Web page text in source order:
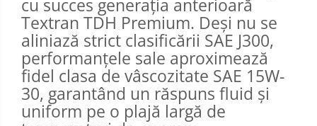
cu succes generația anterioară
Textran TDH Premium. Deși nu se
aliniază strict clasificării SAE J300,
performanțele sale aproximează
fidel clasa de vâscozitate SAE 15W-
30, garantând un răspuns fluid și
uniform pe o plajă largă de